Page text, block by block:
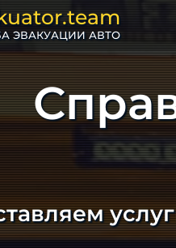
ЭВАКУАЦИИ АВТО